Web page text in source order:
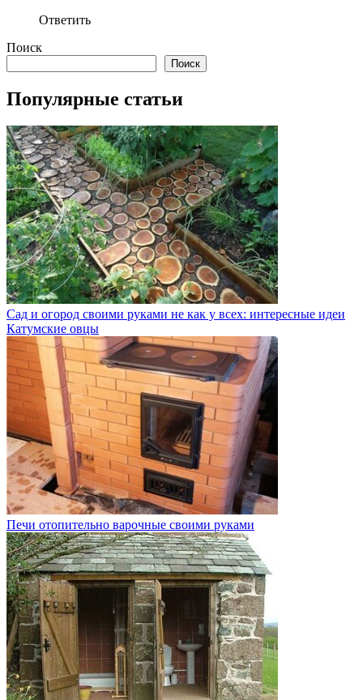
Ответить
Поиск
Поиск
Популярные статьи
Сад и огород своими руками не как у всех: интересные идеи
Катумские овцы
Печи отопительно варочные своими руками